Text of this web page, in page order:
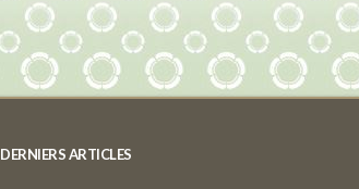
DERNIERS ARTICLES